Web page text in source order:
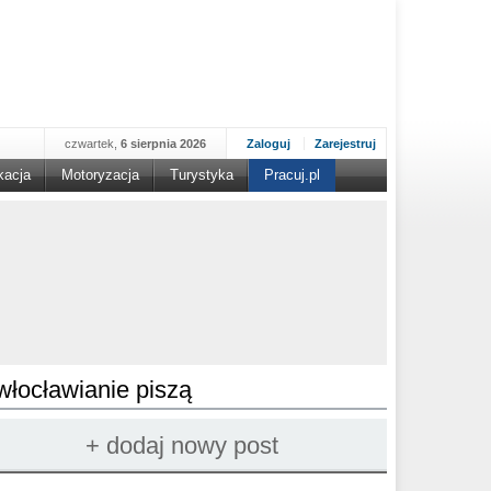
Zaloguj Zarejestruj
czwartek, 6 sierpnia 2026
Motoryzacja Turystyka Pracuj.pl
piszą